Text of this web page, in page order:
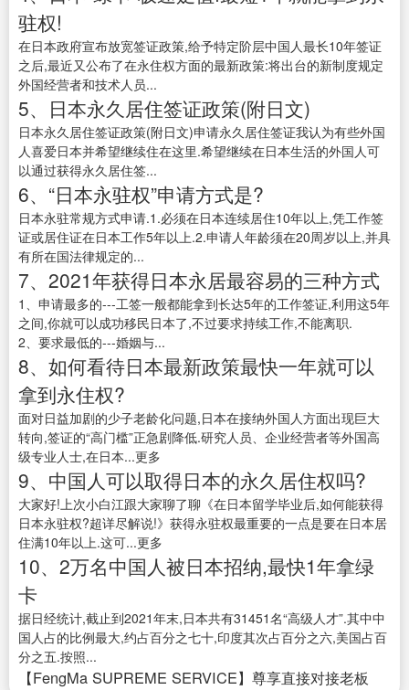
驻权!
在日本政府宣布放宽签证政策,给予特定阶层中国人最长10年签证
之后,最近又公布了在永住权方面的最新政策:将出台的新制度规定
外国经营者和技术人员...
5、日本永久居住签证政策(附日文)
日本永久居住签证政策(附日文)申请永久居住签证我认为有些外国
人喜爱日本并希望继续住在这里.希望继续在日本生活的外国人可
以通过获得永久居住签...
6、“日本永驻权”申请方式是?
日本永驻常规方式申请.1.必须在日本连续居住10年以上,凭工作签
证或居住证在日本工作5年以上.2.申请人年龄须在20周岁以上,并具
有所在国法律规定的...
7、2021年获得日本永居最容易的三种方式
1、申请最多的---工签一般都能拿到长达5年的工作签证,利用这5年
之间,你就可以成功移民日本了,不过要求持续工作,不能离职.
2、要求最低的---婚姻与...
8、如何看待日本最新政策最快一年就可以
拿到永住权?
面对日益加剧的少子老龄化问题,日本在接纳外国人方面出现巨大
转向,签证的“高门槛”正急剧降低.研究人员、企业经营者等外国高
级专业人士,在日本...更多
9、中国人可以取得日本的永久居住权吗?
大家好!上次小白江跟大家聊了聊《在日本留学毕业后,如何能获得
日本永驻权?超详尽解说!》获得永驻权最重要的一点是要在日本居
住满10年以上.这可...更多
10、2万名中国人被日本招纳,最快1年拿绿
卡
据日经统计,截止到2021年末,日本共有31451名“高级人才”.其中中
国人占的比例最大,约占百分之七十,印度其次占百分之六,美国占百
分之五.按照...
【FengMa SUPREME SERVICE】尊享直接对接老板